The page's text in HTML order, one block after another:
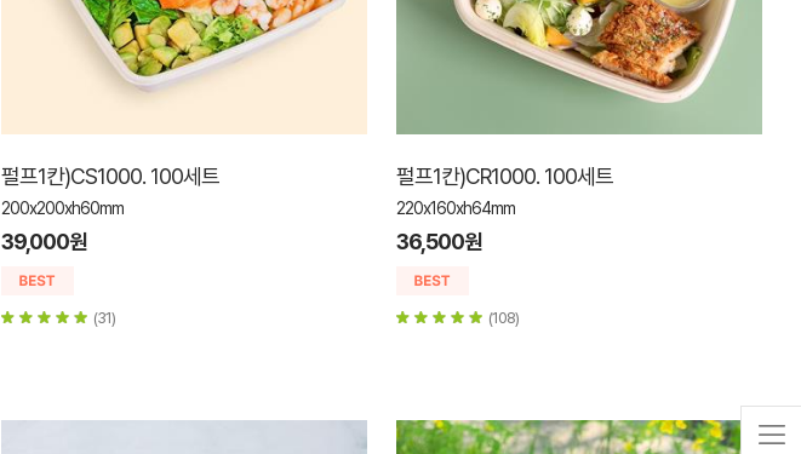
펄프1칸)CS1000. 100세트
200x200xh60mm
39,000원
(31)
펄프1칸)CR1000. 100세트
220x160xh64mm
36,500원
(108)